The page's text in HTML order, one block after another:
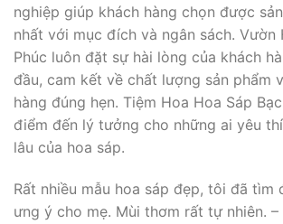
nghiệp giúp khách hàng chọn được
nhất với mục đích và ngân sách. Vườn
Phúc luôn đặt sự hài lòng của khách
đầu, cam kết về chất lượng sản phẩm
hàng đúng hẹn. Tiệm Hoa Hoa Sáp
điểm đến lý tưởng cho những ai yêu
lâu của hoa sáp.
Rất nhiều mẫu hoa sáp đẹp, tôi đã tìm
ưng ý cho mẹ. Mùi thơm rất tự nhiên. –